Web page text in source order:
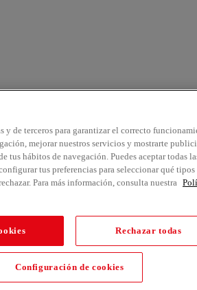
y de terceros para garantizar el correcto
mejorar nuestros servicios y mostrarte
tus hábitos de navegación. Puedes aceptar todas
tus preferencias para seleccionar qué tipos
Para más información, consulta nuestra
Rechazar todas
Configuración de cookies